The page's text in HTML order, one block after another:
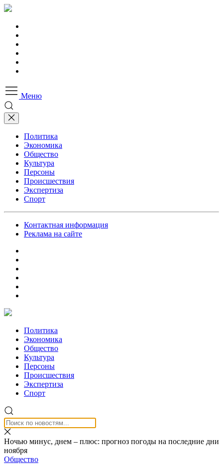
Меню
Политика
Экономика
Общество
Культура
Персоны
Происшествия
Экспертиза
Спорт
Контактная информация
Реклама на сайте
Политика
Экономика
Общество
Культура
Персоны
Происшествия
Экспертиза
Спорт
Ночью минус, днем – плюс: прогноз погоды на последние дни
ноября
Общество